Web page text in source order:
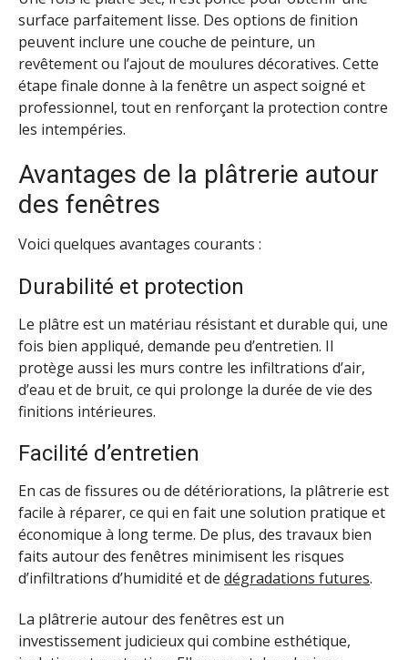
surface parfaitement lisse. Des options de finition
peuvent inclure une couche de peinture, un
revêtement ou l’ajout de moulures décoratives. Cette
étape finale donne à la fenêtre un aspect soigné et
professionnel, tout en renforçant la protection contre
les intempéries.
Avantages de la plâtrerie autour
des fenêtres
Voici quelques avantages courants :
Durabilité et protection
Le plâtre est un matériau résistant et durable qui, une
fois bien appliqué, demande peu d’entretien. Il
protège aussi les murs contre les infiltrations d’air,
d’eau et de bruit, ce qui prolonge la durée de vie des
finitions intérieures.
Facilité d’entretien
En cas de fissures ou de détériorations, la plâtrerie est
facile à réparer, ce qui en fait une solution pratique et
économique à long terme. De plus, des travaux bien
faits autour des fenêtres minimisent les risques
d’infiltrations d’humidité et de dégradations futures.
La plâtrerie autour des fenêtres est un
investissement judicieux qui combine esthétique,